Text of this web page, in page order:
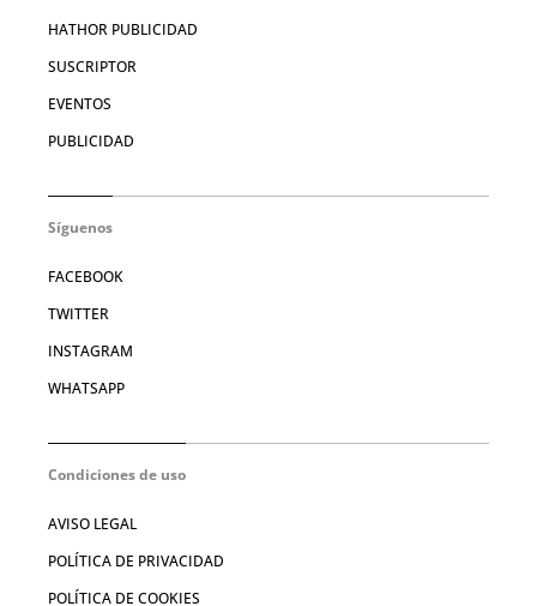
HATHOR PUBLICIDAD
SUSCRIPTOR
EVENTOS
PUBLICIDAD
Síguenos
FACEBOOK
TWITTER
INSTAGRAM
WHATSAPP
Condiciones de uso
AVISO LEGAL
POLÍTICA DE PRIVACIDAD
POLÍTICA DE COOKIES